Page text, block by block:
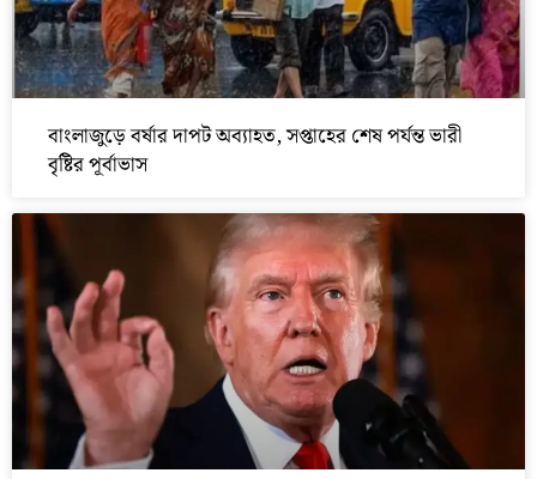
বাংলাজুড়ে বর্ষার দাপট অব্যাহত, সপ্তাহের শেষ পর্যন্ত ভারী
বৃষ্টির পূর্বাভাস